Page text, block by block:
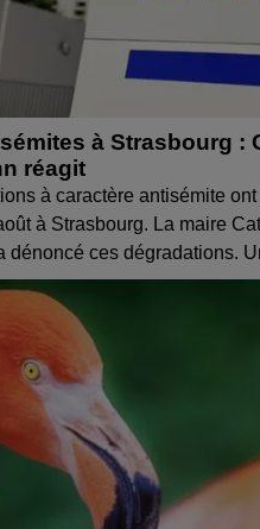
à Strasbourg :
réagit
à caractère antisémite
à Strasbourg. La maire
dénoncé ces dégradations.